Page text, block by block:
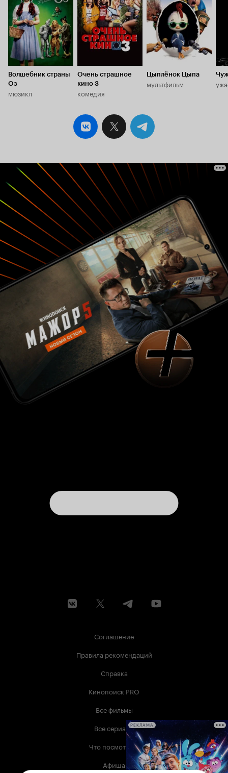
Волшебник страны
Оз
мюзикл
Очень страшное
кино 3
комедия
Цыплёнок Цыпа
мультфильм
Соглашение
Правила рекомендаций
Справка
Кинопоиск PRO
Все фильмы
Все сериалы
Что посмотреть
Афиша
РЕКЛАМА